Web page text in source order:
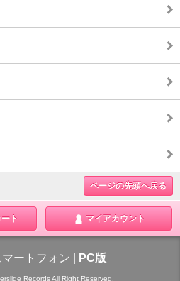
ページの先頭へ戻る
ト マイアカウント
マートフォン PC版
Records All Right Reserved.